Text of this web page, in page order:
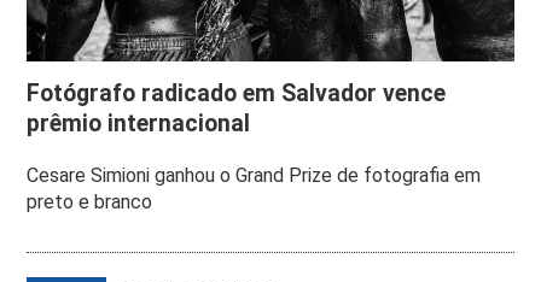
Fotógrafo radicado em Salvador vence
prêmio internacional
Cesare Simioni ganhou o Grand Prize de fotografia em
preto e branco